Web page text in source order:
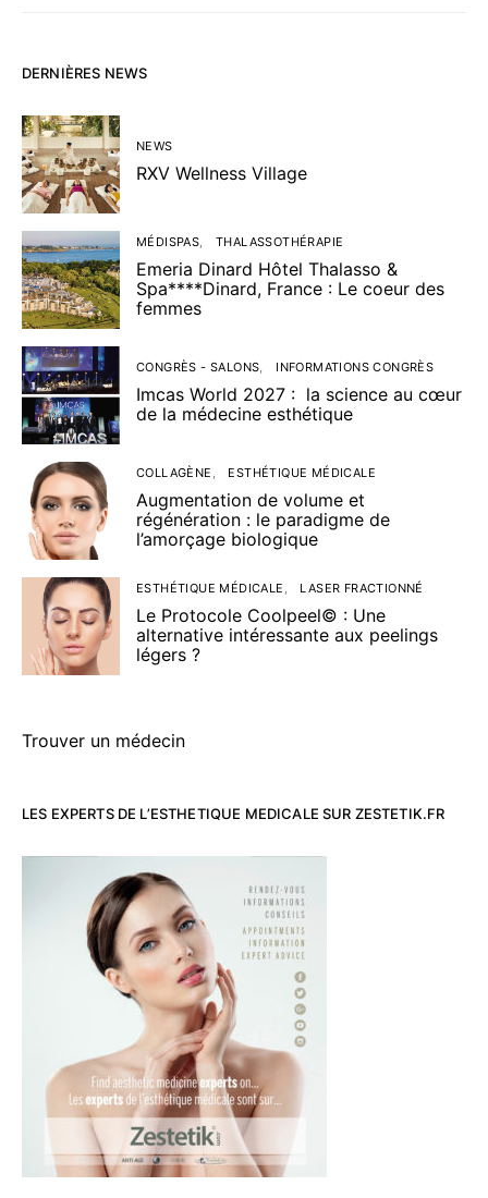
DERNIÈRES NEWS
NEWS
RXV Wellness Village
MÉDISPAS THALASSOTHÉRAPIE
Emeria Dinard Hôtel Thalasso &
Spa****Dinard, France : Le coeur des
femmes
CONGRÈS - SALONS INFORMATIONS CONGRÈS
Imcas World 2027 : la science au cœur
de la médecine esthétique
COLLAGÈNE ESTHÉTIQUE MÉDICALE
Augmentation de volume et
régénération : le paradigme de
l’amorçage biologique
ESTHÉTIQUE MÉDICALE LASER FRACTIONNÉ
Le Protocole Coolpeel© : Une
alternative intéressante aux peelings
légers ?
Trouver un médecin
LES EXPERTS DE L’ESTHETIQUE MEDICALE SUR ZESTETIK.FR